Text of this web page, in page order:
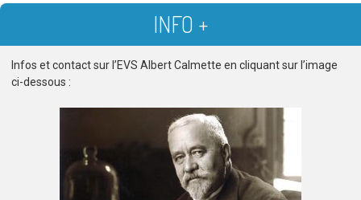
INFO +
Infos et contact sur l’EVS Albert Calmette en cliquant sur l’image
ci-dessous :